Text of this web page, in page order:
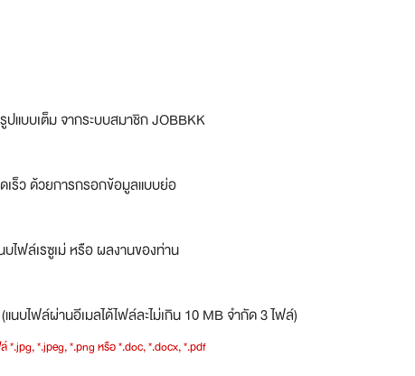
ปแบบเต็ม จากระบบสมาชิก JOBBKK
เร็ว ด้วยการกรอกข้อมูลแบบย่อ
ไฟล์เรซูเม่ หรือ ผลงานของท่าน
นบไฟล์ผ่านอีเมลได้ไฟล์ละไม่เกิน 10 MB จำกัด 3 ไฟล์)
*.jpg, *.jpeg, *.png หรือ *.doc, *.docx, *.pdf